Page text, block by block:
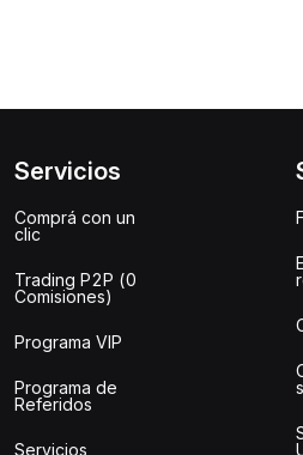
Servicios
Comprá con un
clic
Trading P2P (0
Comisiones)
Programa VIP
Programa de
Referidos
Servicios